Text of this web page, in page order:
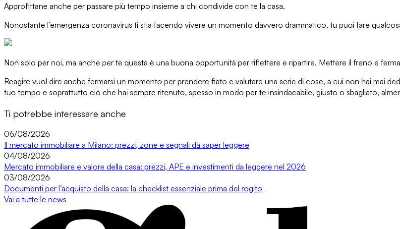
Approfittane anche per passare più tempo insieme a chi condivide con te la casa.
Nonostante l’emergenza coronavirus ti stia facendo vivere un momento davvero drammatico, tu puoi fare
Non solo per noi, ma anche per te questa è una buona opportunità per riflettere e ripartire. Mettere il freno e
Reagire vuol dire anche fermarsi un momento per prendere fiato e valutare una serie di cose, a cui non hai mai
tuo tempo e soprattutto ciò che hai sempre ritenuto, spesso in modo per te insindacabile, giusto o sbagliato,
Ti potrebbe interessare anche
06/08/2026
Il mercato immobiliare a Milano: prezzi, zone e segnali da saper leggere
04/08/2026
Mercato immobiliare e valore della casa: prezzi, APE e investimenti da leggere nel 2026
03/08/2026
Documenti per l’acquisto della casa: la checklist essenziale prima del rogito
Vai a tutte le news